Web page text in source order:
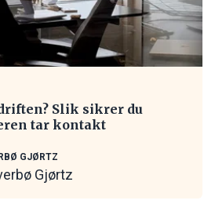
Slik sikrer du
tar kontakt
GJØRTZ
Gjørtz